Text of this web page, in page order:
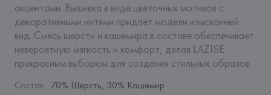
акцентами. Вышивка в виде цветочных мотивов с
декоративными нитями придает модели изысканный
вид. Смесь шерсти и кашемира в составе обеспечивает
невероятную мягкость и комфорт, делая LAZISE
прекрасным выбором для создания стильных образов.
Состав: 70% Шерсть, 30% Кашемир